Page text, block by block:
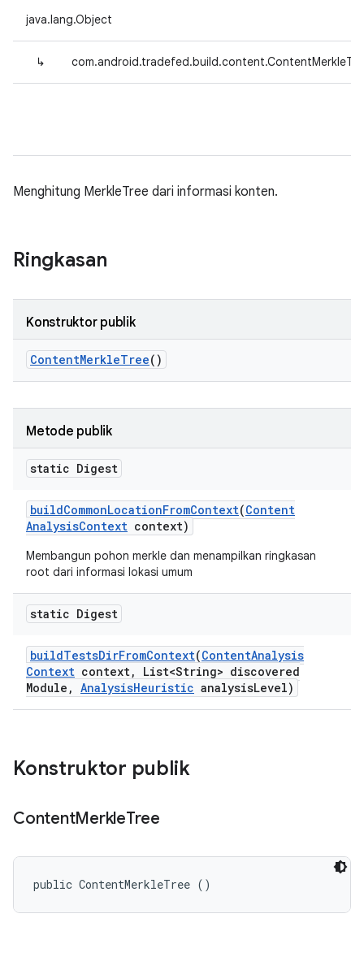
java.lang.Object
↳
Menghitung MerkleTree dari informasi konten.
Ringkasan
Konstruktor publik
ContentMerkleTree()
Metode publik
static Digest
buildCommonLocationFromContext(Content
AnalysisContext context)
Membangun pohon merkle dan menampilkan ringkasan
root dari informasi lokasi umum
static Digest
buildTestsDirFromContext(ContentAnalysis
Context context,
List<String> discovered
Module , AnalysisHeuristic analysisLevel)
Konstruktor publik
ContentMerkleTree
public ContentMerkleTree ()